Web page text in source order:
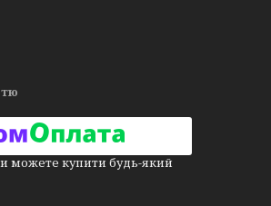
можете купити будь-який